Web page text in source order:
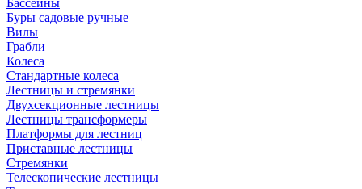
Бассейны
Буры садовые ручные
Вилы
Грабли
Колеса
Стандартные колеса
Лестницы и стремянки
Двухсекционные лестницы
Лестницы трансформеры
Платформы для лестниц
Приставные лестницы
Стремянки
Телескопические лестницы